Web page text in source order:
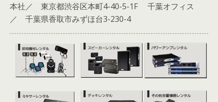
本社／ 東京都渋谷区本町4-40-5-1F 千葉オフィス
／ 千葉県香取市みずほ台3-230-4